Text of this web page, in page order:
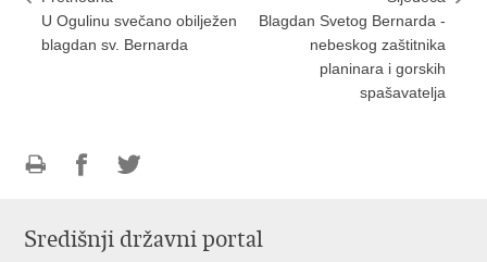
U Ogulinu svečano obilježen
blagdan sv. Bernarda
Blagdan Svetog Bernarda -
nebeskog zaštitnika
planinara i gorskih
spašavatelja
FacebookuTwitteru
Središnji državni portal